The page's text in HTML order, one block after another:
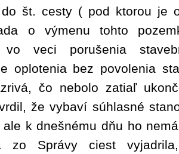
št. cesty ( pod ktorou je
o výmenu tohto
vo veci porušenia
oplotenia bez povolenia
čo nebolo zatiaľ
že vybaví súhlasné
ale k dnešnému dňu ho
zo Správy ciest